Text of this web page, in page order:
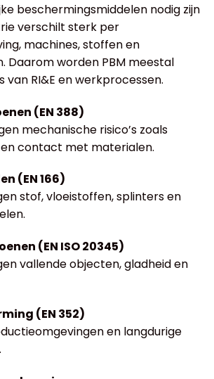
beschermingsmiddelen nodig zijn
verschilt sterk per
machines, stoffen en
Daarom worden PBM meestal
van RI&E en werkprocessen.
(EN 388)
mechanische risico’s zoals
en contact met materialen.
(EN 166)
stof, vloeistoffen, splinters en
(EN ISO 20345)
vallende objecten, gladheid en
(EN 352)
en langdurige